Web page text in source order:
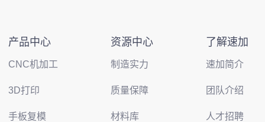
产品中心
CNC机加工
3D打印
手板复模
资源中心
制造实力
质量保障
材料库
了解速加
速加简介
团队介绍
人才招聘